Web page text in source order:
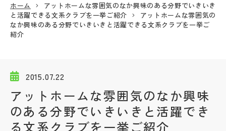
メニュー
学校動画
私学探検隊
ホーム
アットホームな雰囲気のなか興味のある分野でいきいき
と活躍できる文系クラブを一挙ご紹介
アットホームな雰囲気の
なか興味のある分野でいきいきと活躍できる文系クラブを一挙ご
紹介
2015.07.22
アットホームな雰囲気のなか興味
のある分野でいきいきと活躍でき
る文系クラブを一挙ご紹介